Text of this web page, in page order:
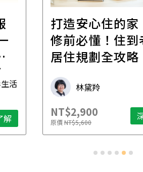
解
遺贈稅規劃直
財稅專家親授，
產傳承更有效率
財稅專家 朱家棟
NT$2,500
原價NT$4,888